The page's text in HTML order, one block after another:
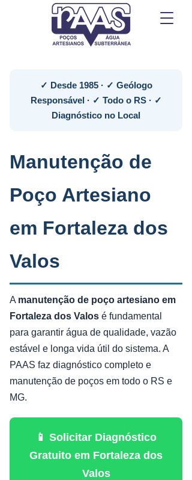
✓ Desde 1985 · ✓ Geólogo
Responsável · ✓ Todo o RS · ✓
Diagnóstico no Local
Manutenção de
Poço Artesiano
em Fortaleza dos
Valos
A manutenção de poço artesiano em
Fortaleza dos Valos é fundamental
para garantir água de qualidade, vazão
estável e longa vida útil do sistema. A
PAAS faz diagnóstico completo e
manutenção de poços em todo o RS e
MG.
📱 Solicitar Diagnóstico
Gratuito em Fortaleza dos
Valos